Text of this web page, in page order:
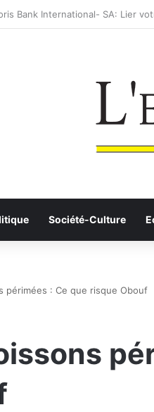
féminine 2026 : les Etalons
Société-Culture
périmées : Ce que risque Obouf